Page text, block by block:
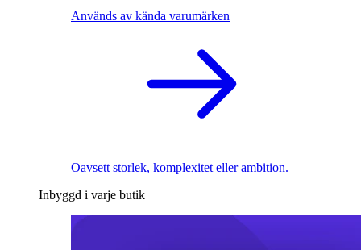
Används av kända varumärken
Oavsett storlek, komplexitet eller ambition.
Inbyggd i varje butik